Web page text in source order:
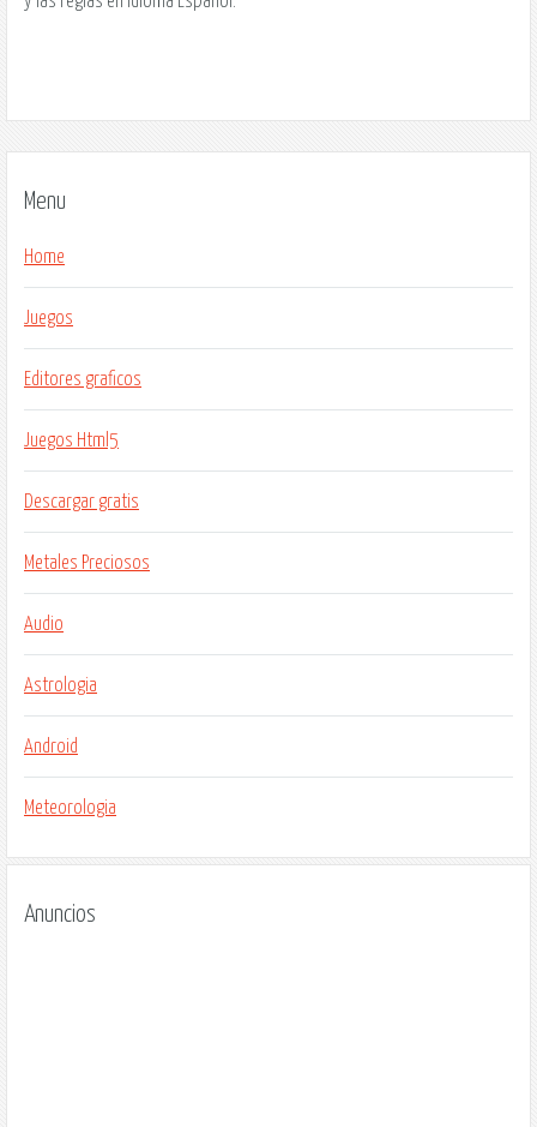
Menu
Home
Juegos
Editores graficos
Juegos Html5
Descargar gratis
Metales Preciosos
Audio
Astrologia
Android
Meteorologia
Anuncios